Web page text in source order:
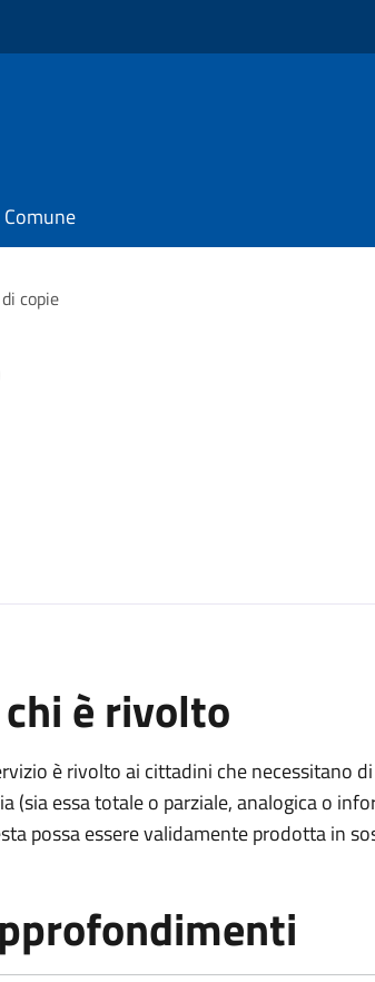
copie
è rivolto
è rivolto ai cittadini che necessitano
(sia essa totale o parziale, analogica o
possa essere validamente prodotta in